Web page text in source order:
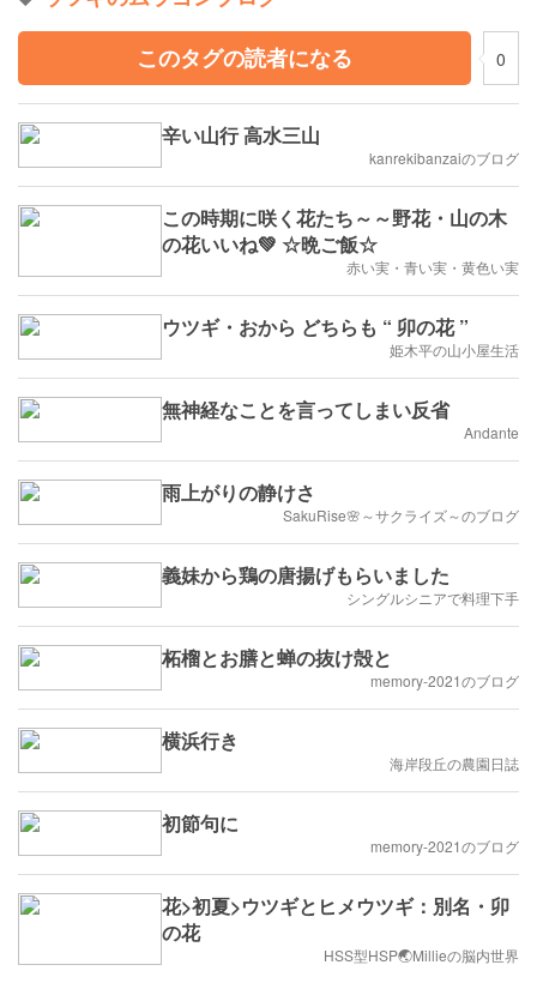
このタグの読者になる
0
辛い山行 高水三山
kanrekibanzaiのブログ
この時期に咲く花たち～～野花・山の木
の花いいね💚 ☆晩ご飯☆
赤い実・青い実・黄色い実
ウツギ・おから どちらも “ 卯の花 ”
姫木平の山小屋生活
無神経なことを言ってしまい反省
Andante
雨上がりの静けさ
SakuRise🌸～サクライズ～のブログ
義妹から鶏の唐揚げもらいました
シングルシニアで料理下手
柘榴とお膳と蝉の抜け殻と
memory-2021のブログ
横浜行き
海岸段丘の農園日誌
初節句に
memory-2021のブログ
花>初夏>ウツギとヒメウツギ：別名・卯
の花
HSS型HSP🌏Millieの脳内世界